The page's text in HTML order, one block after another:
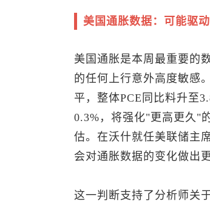
美国通胀数据：可能驱动
美国通胀是本周最重要的
的任何上行意外高度敏感
平，整体PCE同比料升至
0.3%，将强化"更高更久"
估。在沃什就任美联储主
会对通胀数据的变化做出
这一判断支持了分析师关